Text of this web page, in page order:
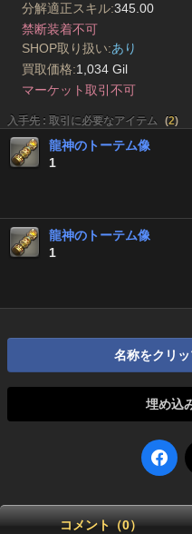
分解適正スキル:345.00
禁断装着不可
SHOP取り扱い:あり
買取価格:1,034 Gil
マーケット取引不可
入手先 : 取引に必要なアイテム (2)
龍神のトーテム像
1
龍神のトーテム像
1
名称をクリ
埋め込
コメント（0）